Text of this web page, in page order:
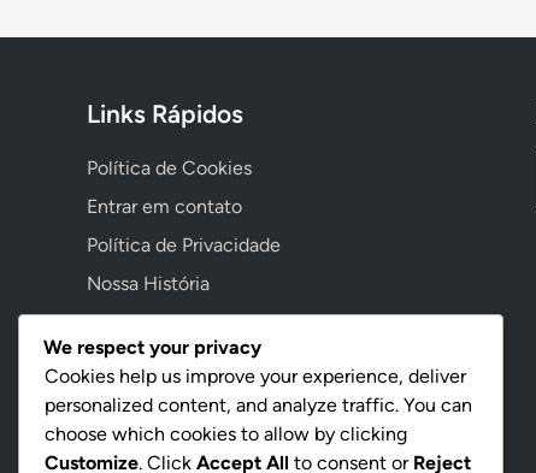
Links Rápidos
Política de Cookies
Entrar em contato
Política de Privacidade
Nossa História
Contrato de Usuário
Language
Portuguese▾
We respect your privacy
Cookies help us improve your experience, deliver
personalized content, and analyze traffic. You can
choose which cookies to allow by clicking
Customize. Click Accept All to consent or Reject